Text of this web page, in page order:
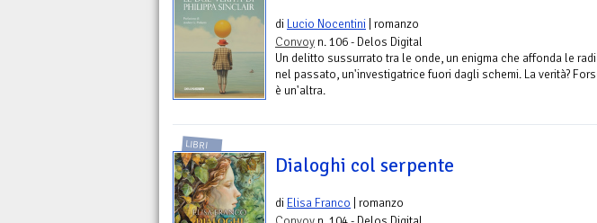
di Lucio Nocentini | romanzo
Convoy n. 106 - Delos Digital
Un delitto sussurrato tra le onde, un enigma che affonda le
nel passato, un'investigatrice fuori dagli schemi. La verità?
è un'altra.
LIBRI
Dialoghi col serpente
di Elisa Franco | romanzo